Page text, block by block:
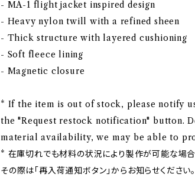
- MA-1 flight jacket inspired design
- Heavy nylon twill with a refined sheen
- Thick structure with layered cushioning
- Soft fleece lining
- Magnetic closure
* If the item is out of stock, please notify
the "Request restock notification" button.
material availability, we may be able to
* 在庫切れでも材料の状況により製作が可能な場合
その際は「再入荷通知ボタン」からお知らせください。